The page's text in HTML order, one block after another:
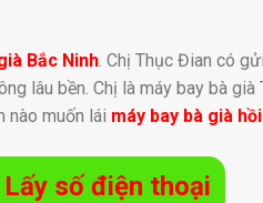
Bắc Ninh. Chị Thục Đian có
lâu bền. Chị là máy bay bà già
nào muốn lái máy bay bà già
Lấy số điện thoại